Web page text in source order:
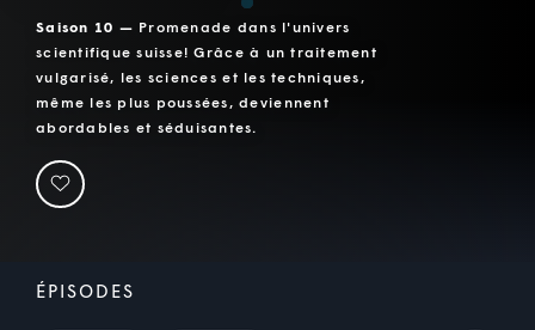
Saison 10 — Promenade dans l'univers
scientifique suisse! Grâce à un traitement
vulgarisé, les sciences et les techniques,
même les plus poussées, deviennent
abordables et séduisantes.
ÉPISODES